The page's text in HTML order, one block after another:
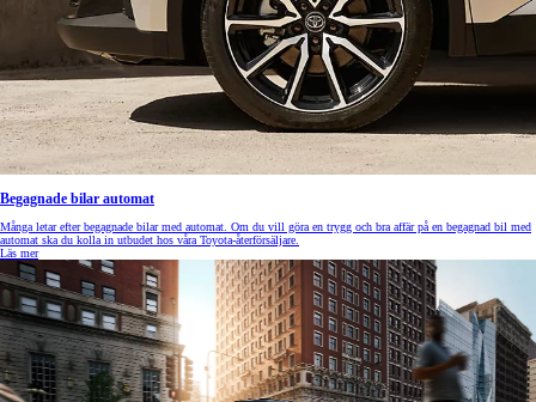
Begagnade bilar automat
Många letar efter begagnade bilar med automat. Om du vill göra en trygg och bra affär på en begagnad bil med
automat ska du kolla in utbudet hos våra Toyota-återförsäljare.
Läs mer